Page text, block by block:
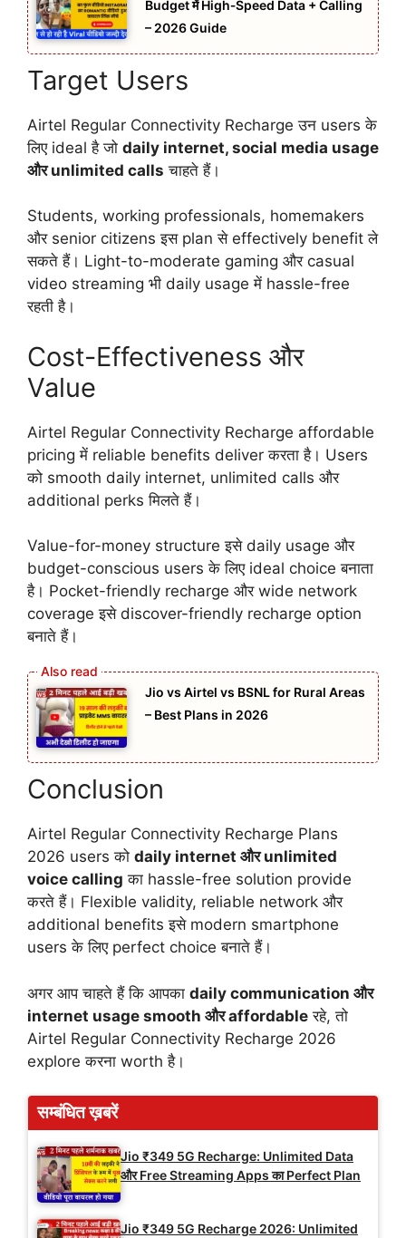
Budget में High‑Speed Data + Calling
– 2026 Guide
Target Users
Airtel Regular Connectivity Recharge उन users के
लिए ideal है जो daily internet, social media usage
और unlimited calls चाहते हैं।
Students, working professionals, homemakers
और senior citizens इस plan से effectively benefit ले
सकते हैं। Light-to-moderate gaming और casual
video streaming भी daily usage में hassle-free
रहती है।
Cost-Effectiveness और
Value
Airtel Regular Connectivity Recharge affordable
pricing में reliable benefits deliver करता है। Users
को smooth daily internet, unlimited calls और
additional perks मिलते हैं।
Value-for-money structure इसे daily usage और
budget-conscious users के लिए ideal choice बनाता
है। Pocket-friendly recharge और wide network
coverage इसे discover-friendly recharge option
बनाते हैं।
Jio vs Airtel vs BSNL for Rural Areas
– Best Plans in 2026
Conclusion
Airtel Regular Connectivity Recharge Plans
2026 users को daily internet और unlimited
voice calling का hassle-free solution provide
करते हैं। Flexible validity, reliable network और
additional benefits इसे modern smartphone
users के लिए perfect choice बनाते हैं।
अगर आप चाहते हैं कि आपका daily communication और
internet usage smooth और affordable रहे, तो
Airtel Regular Connectivity Recharge 2026
explore करना worth है।
सम्बंधित ख़बरें
Jio ₹349 5G Recharge: Unlimited Data
और Free Streaming Apps का Perfect Plan
Jio ₹349 5G Recharge 2026: Unlimited